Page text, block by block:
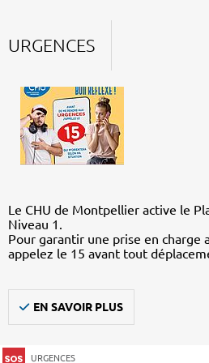
URGENCES
Le CHU de Montpellier active le
Niveau 1.
Pour garantir une prise en charge
appelez le 15 avant tout
EN SAVOIR PLUS
URGENCES